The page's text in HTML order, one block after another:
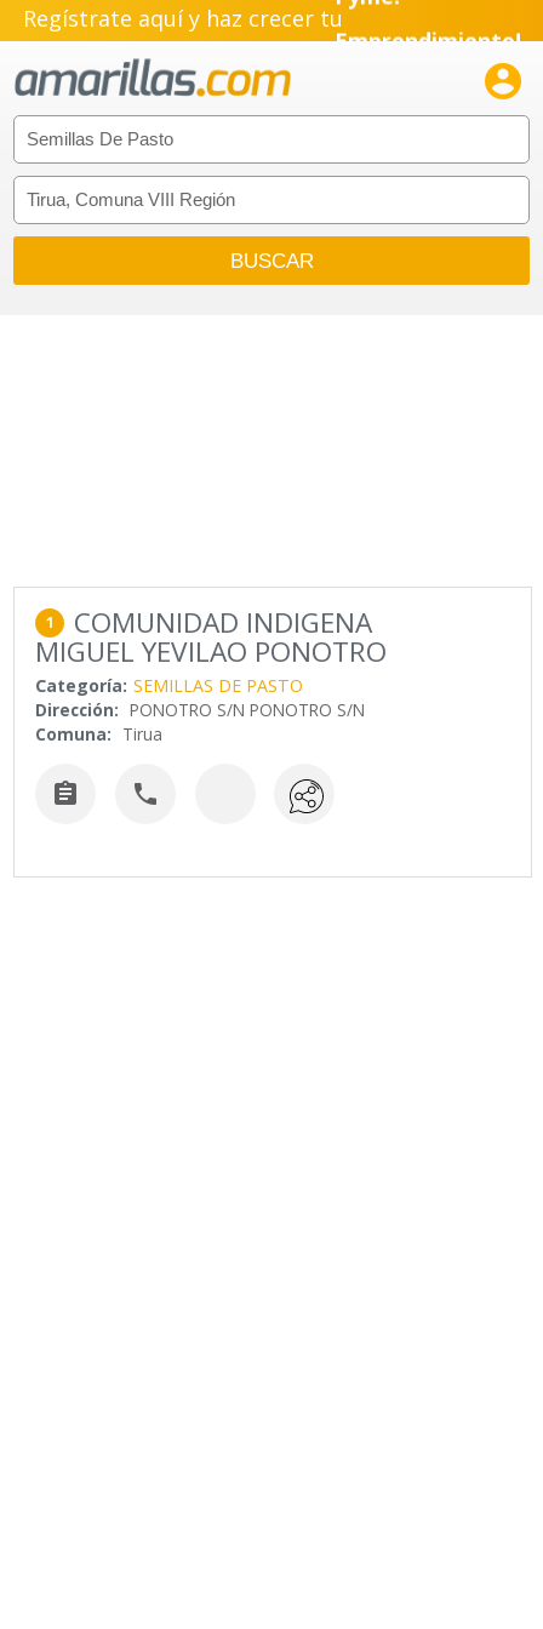
Regístrate aquí y haz crecer tuEmprendimiento!

1 COMUNIDAD INDIGENA
MIGUEL YEVILAO PONOTRO
Categoría: SEMILLAS DE PASTO
Dirección: PONOTRO S/N PONOTRO S/N
Comuna: Tirua
 